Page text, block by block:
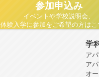
参加申込み
イベントや学校説明会、
体験入学に参加をご希望の方はこ
学
ア
ア
オ